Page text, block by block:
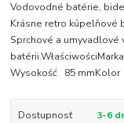
Vodovodné batérie,
Krásne retro kúpelňové
Sprchové a
Wysokość 85 mmKolor
Dostupnosť 3-6